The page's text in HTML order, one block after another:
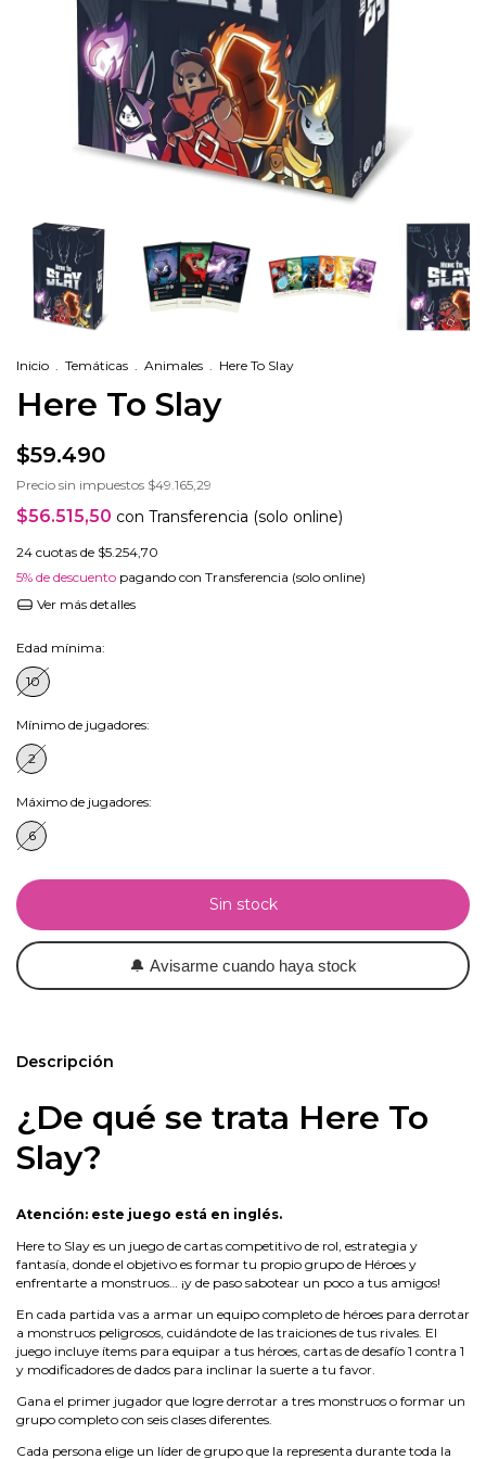
Inicio . Temáticas . Animales . Here To Slay
Here To Slay
$59.490
Precio sin impuestos $49.165,29
$56.515,50 con Transferencia (solo online)
24 cuotas de $5.254,70
5% de descuento pagando con Transferencia (solo online)
Ver más detalles
Edad mínima:
10
Mínimo de jugadores:
2
Máximo de jugadores:
6
🔔 Avisarme cuando haya stock
Descripción
¿De qué se trata Here To
Slay?
Atención: este juego está en inglés.
Here to Slay es un juego de cartas competitivo de rol, estrategia y
fantasía, donde el objetivo es formar tu propio grupo de Héroes y
enfrentarte a monstruos… ¡y de paso sabotear un poco a tus amigos!
En cada partida vas a armar un equipo completo de héroes para derrotar
a monstruos peligrosos, cuidándote de las traiciones de tus rivales. El
juego incluye ítems para equipar a tus héroes, cartas de desafío 1 contra 1
y modificadores de dados para inclinar la suerte a tu favor.
Gana el primer jugador que logre derrotar a tres monstruos o formar un
grupo completo con seis clases diferentes.
Cada persona elige un líder de grupo que la representa durante toda la